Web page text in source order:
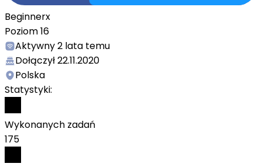
Beginnerx
Poziom16
Aktywny2 lata temu
Dołączył22.11.2020
Polska
Statystyki:
Wykonanych zadań
175